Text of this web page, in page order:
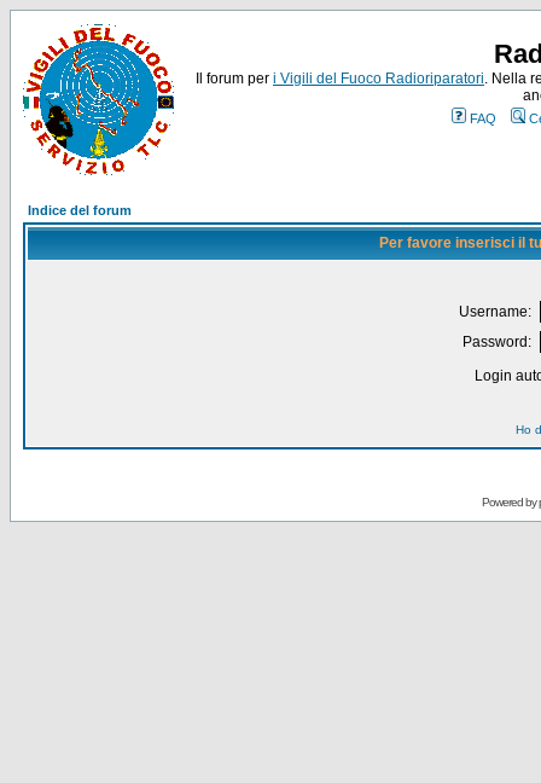
Il forum per i Vigili del Fuoco Radioriparatori. Nella
FAQ
Indice del forum
Per favore inserisci il
Username:
Password:
Login
Ho
Powered by